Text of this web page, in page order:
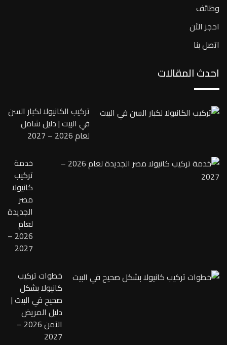
وظائف
احجز الأن
اتصل بنا
احدث المقالات
تركيب الكانيولا لكبار السن
في البيت | دليل شامل
لعام 2026 – 2027
خدمة
تركيب
كانيولا
مصر
الجديدة
لعام
2026 –
2027
خطوات تركيب
كانيولا بشكل
صحيح في البيت |
دليل المريض
الآمن 2026 –
2027